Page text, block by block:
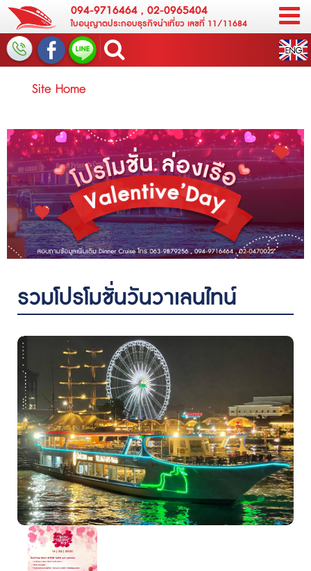
094-9716464, 02-0965404
ใบอนุญาตประกอบธุรกิจนำเที่ยว เลขที่ 11/11684
Site Home
รวมโปรโมชั่นวันวาเลนไทน์